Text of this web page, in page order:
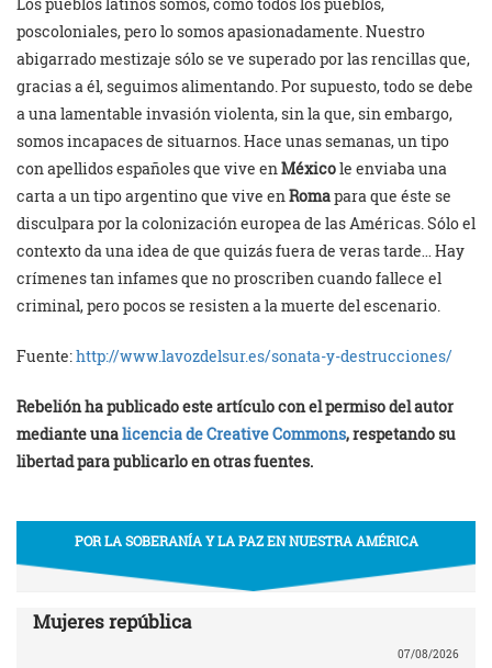
poscoloniales, pero lo somos apasionadamente. Nuestro
abigarrado mestizaje sólo se ve superado por las rencillas que,
gracias a él, seguimos alimentando. Por supuesto, todo se debe
a una lamentable invasión violenta, sin la que, sin embargo,
somos incapaces de situarnos. Hace unas semanas, un tipo
con apellidos españoles que vive enMéxicole enviaba una
carta a un tipo argentino que vive enRomapara que éste se
disculpara por la colonización europea de las Américas. Sólo el
contexto da una idea de que quizás fuera de veras tarde… Hay
crímenes tan infames que no proscriben cuando fallece el
criminal, pero pocos se resisten a la muerte del escenario.
Fuente:http://www.lavozdelsur.es/sonata-y-destrucciones/
Rebelión ha publicado este artículo con el permiso del autor
mediante unalicencia de Creative Commons, respetando su
libertad para publicarlo en otras fuentes.
POR LA SOBERANÍA Y LA PAZ EN NUESTRA AMÉRICA
Mujeres república
07/08/2026